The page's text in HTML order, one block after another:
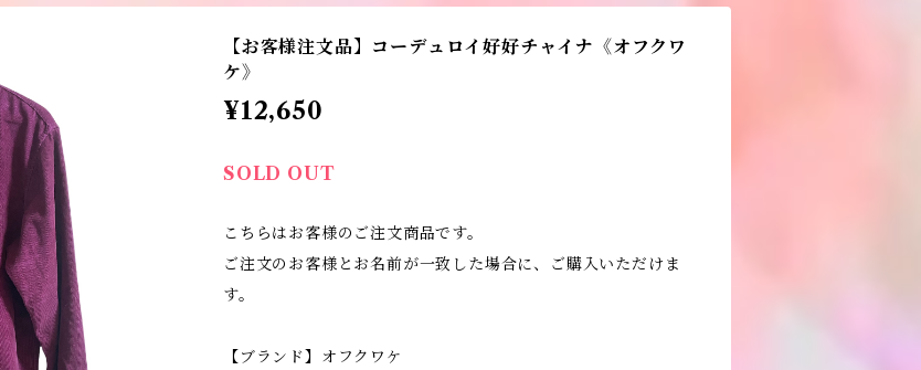
【お客様注文品】コーデュロイ好好チャイナ《オフクワ
ケ》
¥12,650
SOLD OUT
こちらはお客様のご注文商品です。
ご注文のお客様とお名前が一致した場合に、ご購入いただけま
す。
【ブランド】オフクワケ